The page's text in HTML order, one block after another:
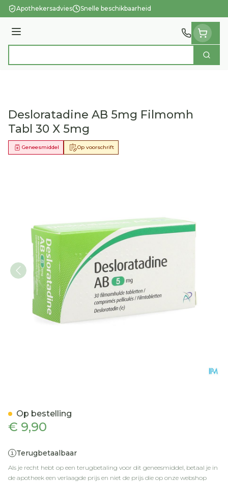
Ga naar de inhoud
Apothekersadvies Snelle beschikbaarheid
Menu
Zoek
Desloratadine AB 5mg Filmomh
Tabl 30 X 5mg
Op voorschrift
Geneesmiddel
€ 9,90
Terugbetaalbaar
Als je recht hebt op een terugbetaling voor dit geneesmiddel, betaal je in
de apotheek een verlaagde prijs en niet de prijs die op onze webshop
Op bestelling